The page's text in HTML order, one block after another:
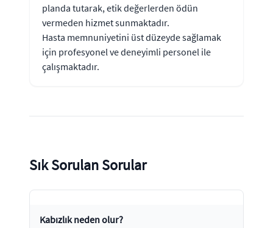
planda tutarak, etik değerlerden ödün
vermeden hizmet sunmaktadır.
Hasta memnuniyetini üst düzeyde sağlamak
için profesyonel ve deneyimli personel ile
çalışmaktadır.
Sık Sorulan Sorular
Kabızlık neden olur?